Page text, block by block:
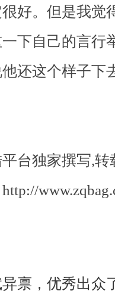
好。但是我觉
下自己的言行
还这个样子下
台独家撰写,转
异禀，优秀出众